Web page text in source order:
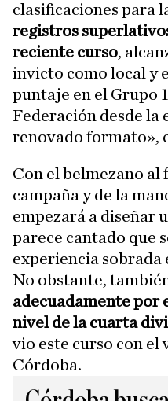
clasificaciones para
registros
reciente curso,
invicto como local y
puntaje en el Grupo
Federación desde la
renovado formato»,
Con el belmezano
campaña y de la
empezará a diseñar
parece cantado que
experiencia sobrada
No obstante,
adecuadamente por
nivel de la cuarta
vio este curso con el
Córdoba.